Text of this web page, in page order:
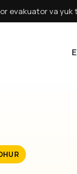
evakuator va yuk